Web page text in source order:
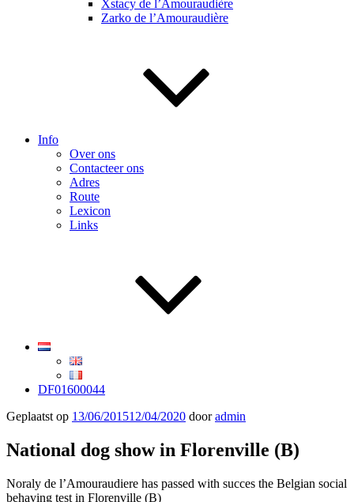
Xstacy de l’Amouraudière
Zarko de l’Amouraudière
Info
Over ons
Contacteer ons
Adres
Route
Lexicon
Links
DF01600044
Geplaatst op 13/06/201512/04/2020 dooradmin
National dog show in Florenville (B)
Noraly de l’Amouraudiere has passed with succes the Belgian social
behaving test in Florenville (B)